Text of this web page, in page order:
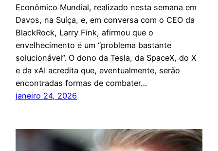
Econômico Mundial, realizado nesta semana em
Davos, na Suíça, e, em conversa com o CEO da
BlackRock, Larry Fink, afirmou que o
envelhecimento é um “problema bastante
solucionável”. O dono da Tesla, da SpaceX, do X
e da xAI acredita que, eventualmente, serão
encontradas formas de combater…
janeiro 24, 2026